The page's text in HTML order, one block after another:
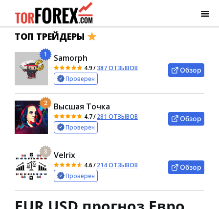
ТОП ТРЕЙДЕРЫ
1 Samorph
4.9/387 ОТЗЫВОВ
Проверен
Обзор
2 Высшая Точка
4.7/281 ОТЗЫВОВ
Проверен
Обзор
3 Velrix
4.6/214 ОТЗЫВОВ
Проверен
Обзор